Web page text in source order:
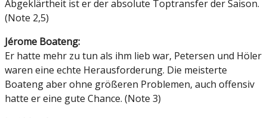
Abgeklärtheit ist er der absolute Toptransfer der Saison.
(Note 2,5)
Jérome Boateng:
Er hatte mehr zu tun als ihm lieb war, Petersen und Höler
waren eine echte Herausforderung. Die meisterte
Boateng aber ohne größeren Problemen, auch offensiv
hatte er eine gute Chance. (Note 3)